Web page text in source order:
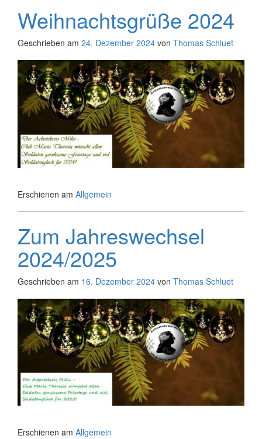
Weihnachtsgrüße 2024
Geschrieben am 24. Dezember 2024 von Thomas Schluet
Erschienen am Allgemein
Zum Jahreswechsel
2024/2025
Geschrieben am 16. Dezember 2024 von Thomas Schluet
Erschienen am Allgemein